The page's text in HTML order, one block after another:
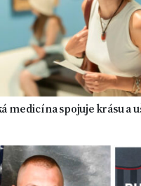
medicína spojuje krásu a